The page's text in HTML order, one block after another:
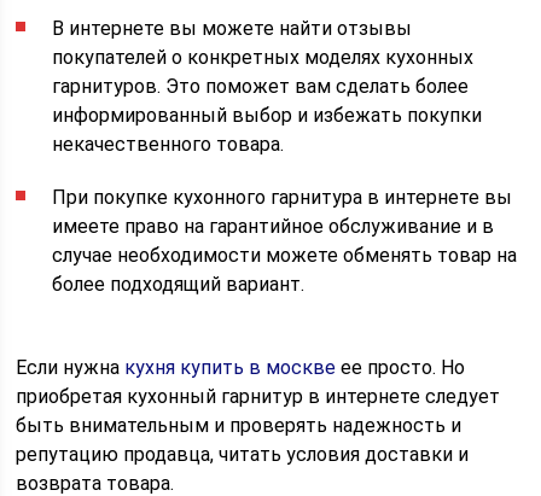
В интернете вы можете найти отзывы
покупателей о конкретных моделях кухонных
гарнитуров. Это поможет вам сделать более
информированный выбор и избежать покупки
некачественного товара.
При покупке кухонного гарнитура в интернете вы
имеете право на гарантийное обслуживание и в
случае необходимости можете обменять товар на
более подходящий вариант.
Если нужна кухня купить в москве ее просто. Но
приобретая кухонный гарнитур в интернете следует
быть внимательным и проверять надежность и
репутацию продавца, читать условия доставки и
возврата товара.